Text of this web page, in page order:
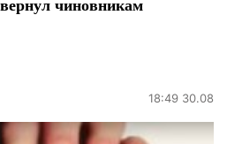
чиновникам
18:49 30.08